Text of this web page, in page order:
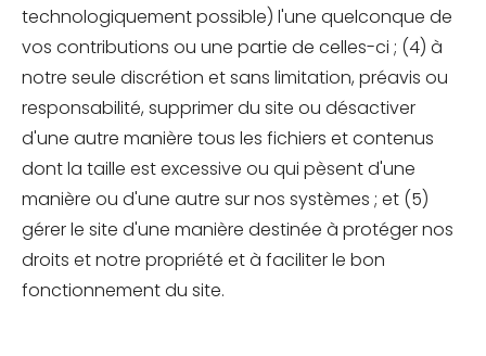
technologiquement possible) l'une quelconque de
vos contributions ou une partie de celles-ci ; (4) à
notre seule discrétion et sans limitation, préavis ou
responsabilité, supprimer du site ou désactiver
d'une autre manière tous les fichiers et contenus
dont la taille est excessive ou qui pèsent d'une
manière ou d'une autre sur nos systèmes ; et (5)
gérer le site d'une manière destinée à protéger nos
droits et notre propriété et à faciliter le bon
fonctionnement du site.